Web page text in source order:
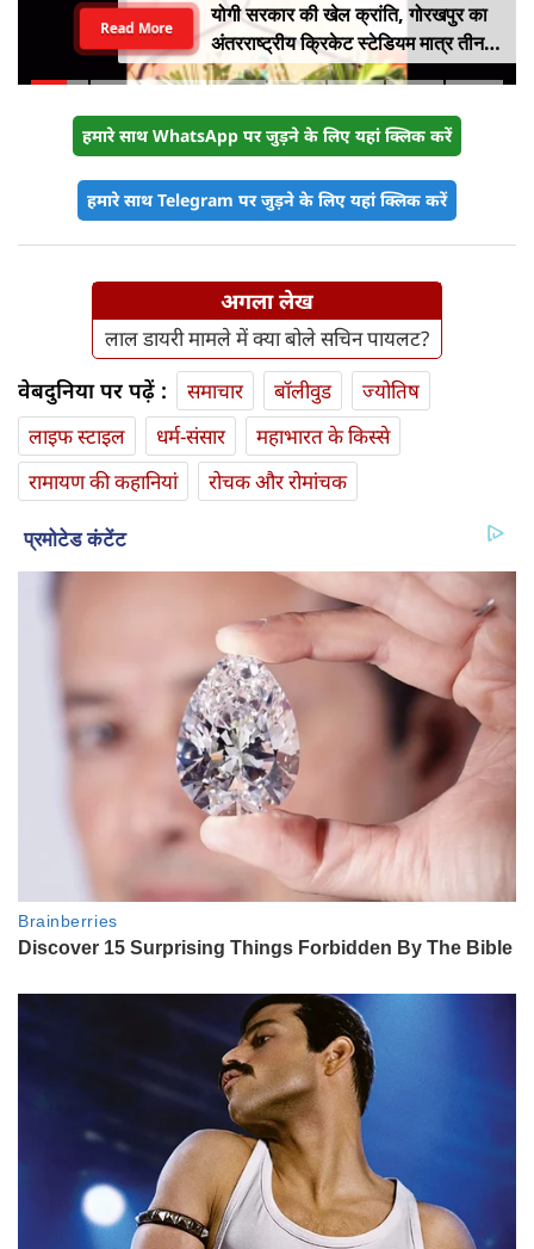
योगी सरकार की खेल क्रांति, गोरखपुर का
अंतरराष्ट्रीय क्रिकेट स्टेडियम मात्र तीन
महीने में लगभग 20% तैयार
Read More
हमारे साथ WhatsApp पर जुड़ने के लिए यहां क्लिक करें
हमारे साथ Telegram पर जुड़ने के लिए यहां क्लिक करें
अगला लेख
लाल डायरी मामले में क्या बोले सचिन पायलट?
वेबदुनिया पर पढ़ें : समाचार बॉलीवुड
ज्योतिष
लाइफ स्‍टाइल
धर्म-संसार
महाभारत के किस्से
रामायण की कहानियां
रोचक और रोमांचक